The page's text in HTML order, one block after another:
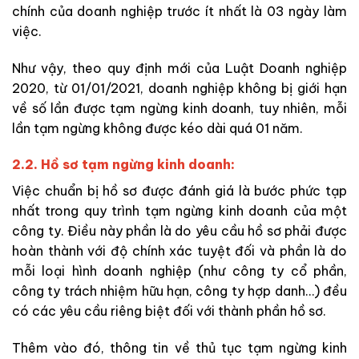
chính của doanh nghiệp trước ít nhất là 03 ngày làm
việc.
Như vậy, theo quy định mới của Luật Doanh nghiệp
2020, từ 01/01/2021, doanh nghiệp không bị giới hạn
về số lần được tạm ngừng kinh doanh, tuy nhiên, mỗi
lần tạm ngừng không được kéo dài quá 01 năm.
2.2. Hồ sơ tạm ngừng kinh doanh:
Việc chuẩn bị hồ sơ được đánh giá là bước phức tạp
nhất trong quy trình tạm ngừng kinh doanh của một
công ty. Điều này phần là do yêu cầu hồ sơ phải được
hoàn thành với độ chính xác tuyệt đối và phần là do
mỗi loại hình doanh nghiệp (như công ty cổ phần,
công ty trách nhiệm hữu hạn, công ty hợp danh…) đều
có các yêu cầu riêng biệt đối với thành phần hồ sơ.
Thêm vào đó, thông tin về thủ tục tạm ngừng kinh